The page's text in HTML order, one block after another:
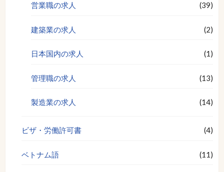
営業職の求人 (39)
建築業の求人 (2)
日本国内の求人 (1)
管理職の求人 (13)
製造業の求人 (14)
ビザ・労働許可書 (4)
ベトナム語 (11)